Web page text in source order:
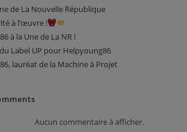
de La Nouvelle République
à l’œuvre !
à la Une de La NR !
Label UP pour Helpyoung86
lauréat de la Machine à Projet
Aucun commentaire à afficher.